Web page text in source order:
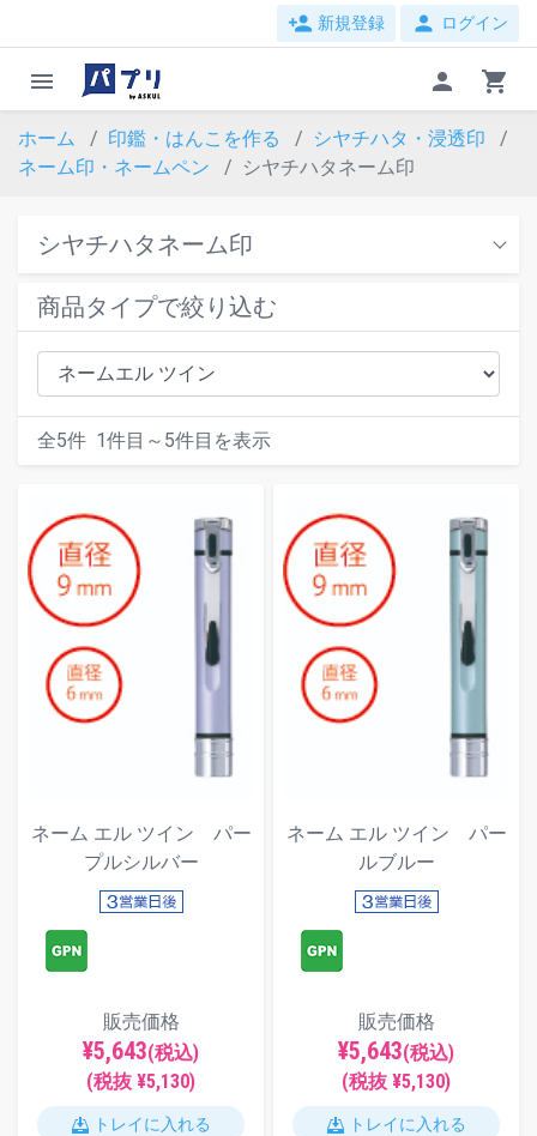
person_add 新規登録 person ログイン
menu person shopping_cart
ホーム 印鑑・はんこを作る
シヤチハタ・浸透印
ネーム印・ネームペン
シヤチハタネーム印
シヤチハタネーム印
商品タイプで絞り込む
全5件 1件目～ 5件目を表示
ネーム エル ツイン パー
プルシルバー
販売価格
¥5,643(税込)
(税抜 ¥5,130)
トレイに入れる
ネーム エル ツイン パー
ルブルー
販売価格
¥5,643(税込)
(税抜 ¥5,130)
トレイに入れる